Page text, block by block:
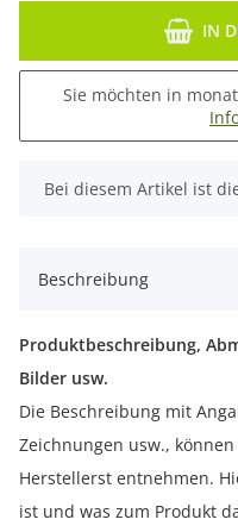
IN
Sie möchten in
x
Bei diesem Artikel ist
Beschreibung
Produktbeschreibung,
Bilder usw.
Die Beschreibung mit
Zeichnungen usw.,
Herstellerst entnehmen.
ist und was zum Produkt